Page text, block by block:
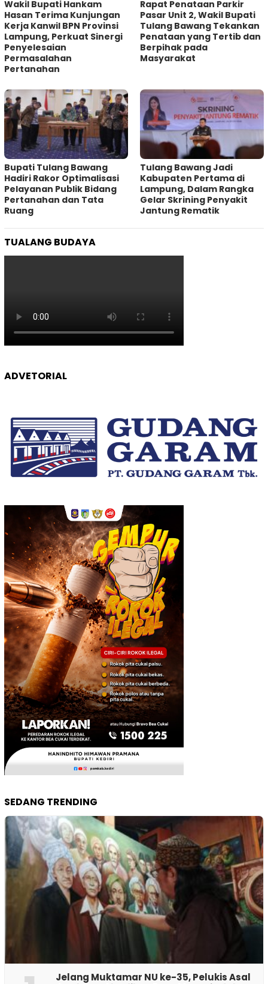
Wakil Bupati Hankam
Hasan Terima Kunjungan
Kerja Kanwil BPN Provinsi
Lampung, Perkuat Sinergi
Penyelesaian
Permasalahan
Pertanahan
Rapat Penataan Parkir
Pasar Unit 2, Wakil Bupati
Tulang Bawang Tekankan
Penataan yang Tertib dan
Berpihak pada
Masyarakat
Bupati Tulang Bawang
Hadiri Rakor Optimalisasi
Pelayanan Publik Bidang
Pertanahan dan Tata
Ruang
Tulang Bawang Jadi
Kabupaten Pertama di
Lampung, Dalam Rangka
Gelar Skrining Penyakit
Jantung Rematik
TUALANG BUDAYA
ADVETORIAL
SEDANG TRENDING
Jelang Muktamar NU ke-35, Pelukis Asal